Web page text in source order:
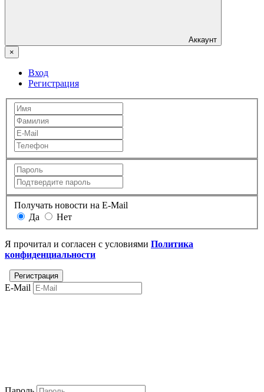
Аккаунт
×
Вход
Регистрация
Получать новости на E-Mail
Да
Нет
Я прочитал и согласен с условиями Политика
конфиденциальности
E-Mail